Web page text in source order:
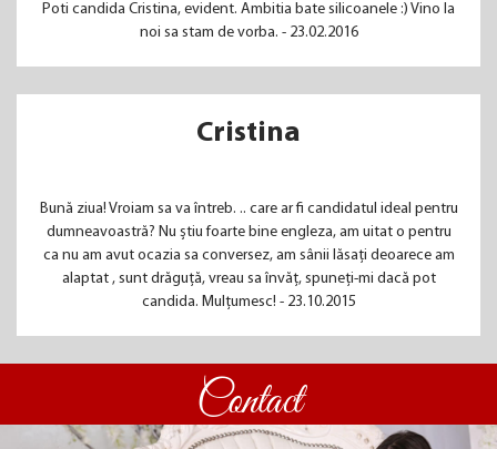
Poti candida Cristina, evident. Ambitia bate silicoanele :) Vino la
noi sa stam de vorba. - 23.02.2016
Cristina
Bună ziua! Vroiam sa va întreb. .. care ar fi candidatul ideal pentru
dumneavoastră? Nu știu foarte bine engleza, am uitat o pentru
ca nu am avut ocazia sa conversez, am sânii lăsați deoarece am
alaptat , sunt drăguță, vreau sa învăț, spuneți-mi dacă pot
candida. Mulțumesc! - 23.10.2015
Contact